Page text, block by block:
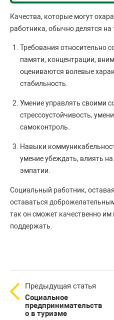
Качества, которые могут
работника, обычно делятся на
Требования относительно
памяти, концентрации,
оцениваются волевые
стабильность.
Умение управлять своими
стрессоустойчивость,
самоконтроль.
Навыки
умение убеждать, влиять
эмпатии.
Социальный работник,
оставаться
так он сможет качественно
поддержать.
Предыдущая статья
Социальное
предпринимательств
о в туризме